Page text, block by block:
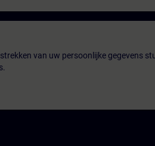
van uw persoonlijke gegevens